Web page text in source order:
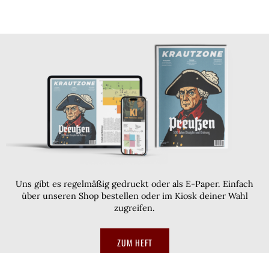
Uns gibt es regelmäßig gedruckt oder als E-Paper. Einfach
über unseren Shop bestellen oder im Kiosk deiner Wahl
zugreifen.
ZUM HEFT